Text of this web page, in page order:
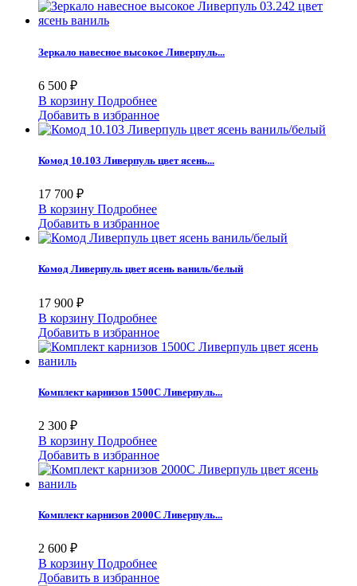
Зеркало навесное высокое Ливерпуль...
6 500 ₽
В корзину Подробнее
Добавить в избранное
Комод 10.103 Ливерпуль цвет ясень...
17 700 ₽
В корзину Подробнее
Добавить в избранное
Комод Ливерпуль цвет ясень ваниль/белый
17 900 ₽
В корзину Подробнее
Добавить в избранное
Комплект карнизов 1500С Ливерпуль...
2 300 ₽
В корзину Подробнее
Добавить в избранное
Комплект карнизов 2000С Ливерпуль...
2 600 ₽
В корзину Подробнее
Добавить в избранное